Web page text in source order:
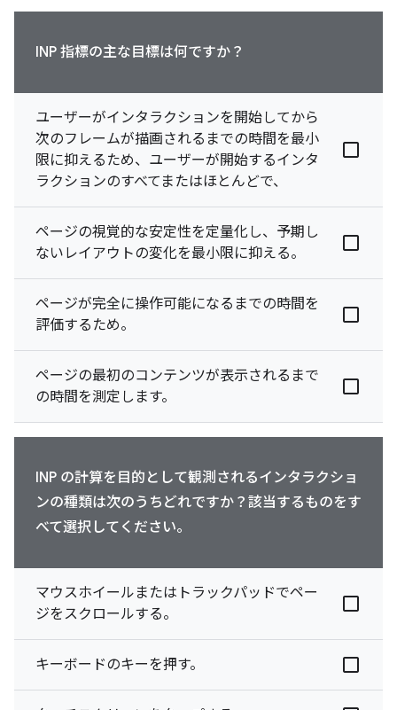
INP 指標の主な目標は何ですか？
ユーザーがインタラクションを開始してから
次のフレームが描画されるまでの時間を最小
限に抑えるため、ユーザーが開始するインタ
ラクションのすべてまたはほとんどで、
ページの視覚的な安定性を定量化し、予期し
ないレイアウトの変化を最小限に抑える。
ページが完全に操作可能になるまでの時間を
評価するため。
ページの最初のコンテンツが表示されるまで
の時間を測定します。
INP の計算を目的として観測されるインタラクショ
ンの種類は次のうちどれですか？該当するものをす
べて選択してください。
マウスホイールまたはトラックパッドでペー
ジをスクロールする。
キーボードのキーを押す。